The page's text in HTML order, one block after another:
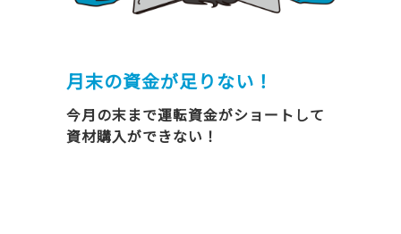
月末の資金が足りない！
今月の末まで運転資金がショートして
資材購入ができない！